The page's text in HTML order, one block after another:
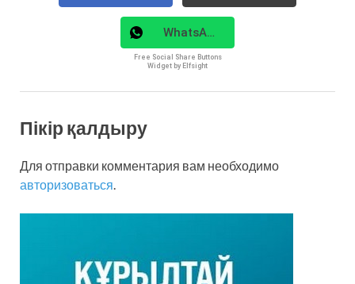
WhatsApp
Free Social Share Buttons
Widget by Elfsight
Пікір қалдыру
Для отправки комментария вам необходимо
авторизоваться.